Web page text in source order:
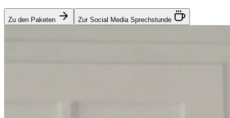
Zu den Paketen Zur Social Media Sprechstunde